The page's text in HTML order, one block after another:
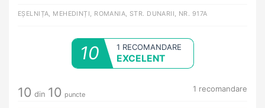
EȘELNIȚA, MEHEDINȚI, ROMANIA, STR. DUNARII, NR. 917A
10 1 RECOMANDARE
EXCELENT
10 din 10 puncte
1 recomandare